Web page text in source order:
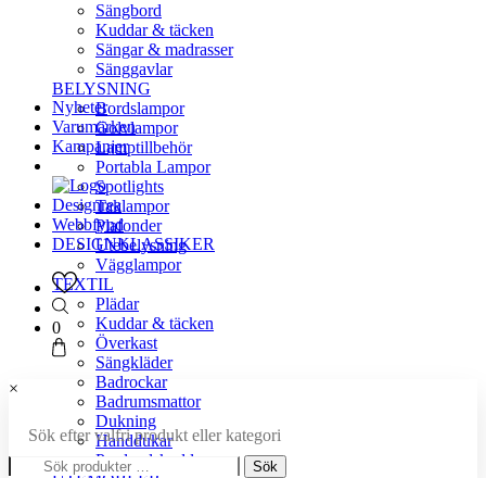
Sängbord
Kuddar & täcken
Sängar & madrasser
Sänggavlar
BELYSNING
Bordslampor
Golvlampor
Lamptillbehör
Portabla Lampor
Spotlights
Taklampor
Plafonder
Utebelysning
Vägglampor
TEXTIL
Plädar
Kuddar & täcken
Överkast
Sängkläder
Badrockar
Badrumsmattor
Dukning
Handdukar
Prydnadskuddar
Nyheter
Varumärken
Kampanjer
Designrea
Webbfynd
DESIGNKLASSIKER
0
×
Sök efter valfri produkt eller kategori
Sök
Sök